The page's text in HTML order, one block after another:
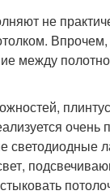
не
между
светодиодные